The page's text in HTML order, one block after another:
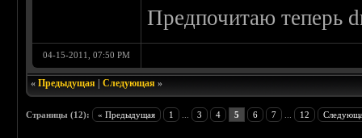
Предпочитаю теперь
04-15-2011, 07:50 PM
«Предыдущая |Следующая »
Страницы (12): « Предыдущая 1 3 4 5 6 7 12